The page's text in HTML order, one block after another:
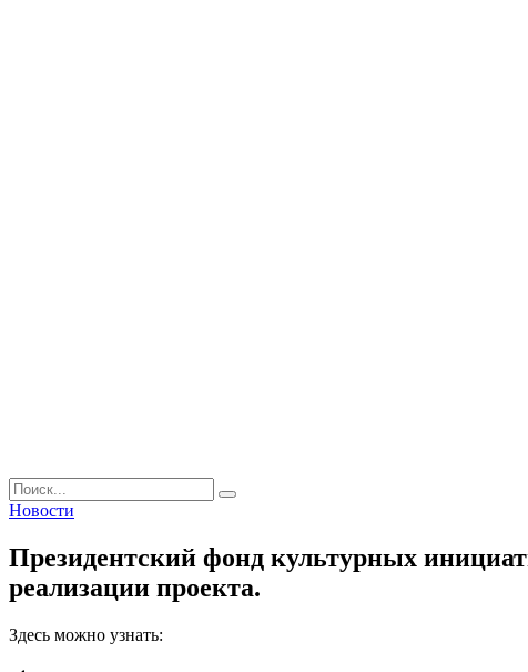
Поиск
Новости
Президентский фонд культурных
реализации проекта.
Здесь можно узнать: